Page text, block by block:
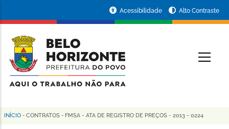
conteúdo
principal
da
Prefeitura
de
Horizonte
Acessibilidade Alto Contraste
Trilha
INÍCIO - CONTRATOS - FMSA - ATA DE REGISTRO DE PREÇOS - 2013 - 0224